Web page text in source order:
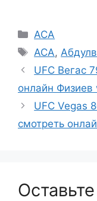
Рубрики
ACA
Метки
ACA,
UFC Вегас
онлайн Физиев
UFC Vegas
смотреть